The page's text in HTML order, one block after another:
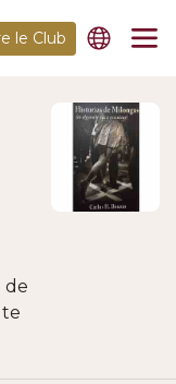
le Club
de